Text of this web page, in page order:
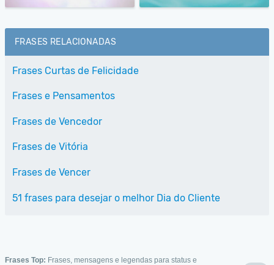
FRASES RELACIONADAS
Frases Curtas de Felicidade
Frases e Pensamentos
Frases de Vencedor
Frases de Vitória
Frases de Vencer
51 frases para desejar o melhor Dia do Cliente
Frases Top: Frases, mensagens e legendas para status e